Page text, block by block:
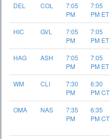
DEL
COL
7:05
PM
7:05
PM ET
HIC
GVL
7:05
PM
7:05
PM ET
HAG
ASH
7:05
PM
7:05
PM ET
WM
CLI
7:30
PM
6:30
PM CT
OMA
NAS
7:35
PM
6:35
PM CT